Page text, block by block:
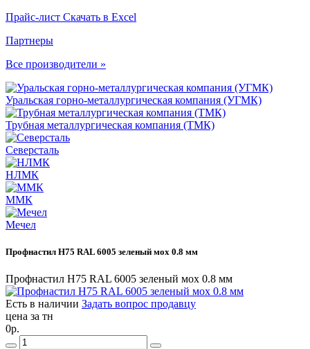
Прайс-лист Скачать в Excel
Партнеры
Все производители »
Уральская горно-металлургическая компания (УГМК)
Трубная металлургическая компания (ТМК)
Северсталь
НЛМК
ММК
Мечел
Профнастил Н75 RAL 6005 зеленый мох 0.8 мм
Профнастил Н75 RAL 6005 зеленый мох 0.8 мм
Есть в наличии Задать вопрос продавцу
цена за тн
0р.